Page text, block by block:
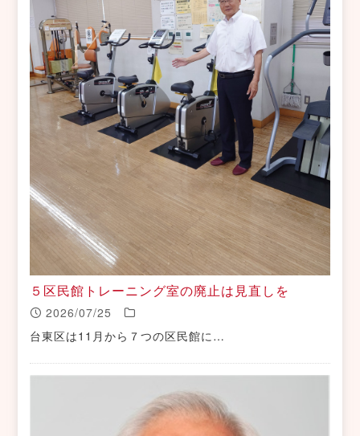
５区民館トレーニング室の廃止は見直しを
2026/07/25
台東区は11月から７つの区民館に…